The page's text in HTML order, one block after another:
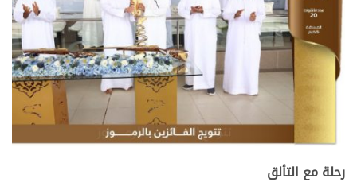
رحلة مع التألق